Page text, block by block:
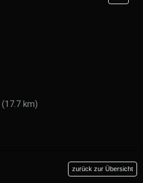
(17.7 km)
zurück zur Übersicht